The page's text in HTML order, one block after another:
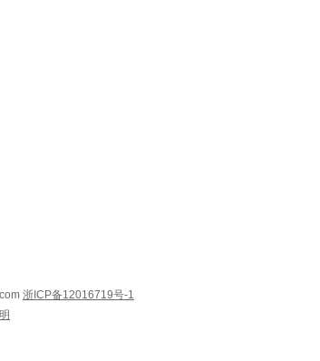
浙ICP备12016719号-1